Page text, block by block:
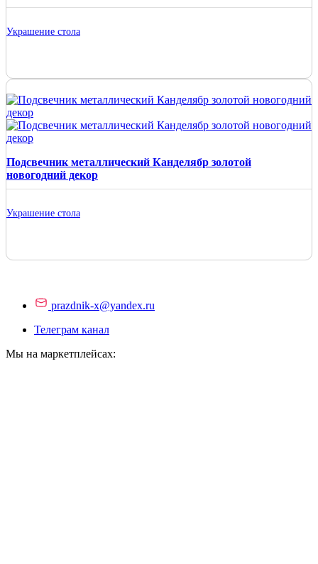
Украшение стола
Подсвечник металлический Канделябр золотой
новогодний декор
Украшение стола
prazdnik-x@yandex.ru
Телеграм канал
Мы на маркетплейсах: